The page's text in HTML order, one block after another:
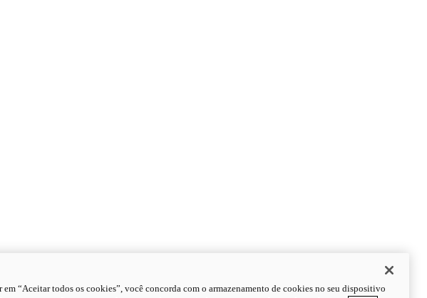
em “Aceitar todos os cookies”, você concorda com o armazenamento de cookies no seu dispositivo